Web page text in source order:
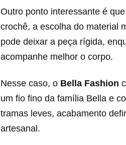
Outro ponto interessante é
crochê, a escolha do material
pode deixar a peça rígida,
acompanhe melhor o corpo.
Nesse caso, o Bella Fashion
um fio fino da família Bella e
tramas leves, acabamento
artesanal.